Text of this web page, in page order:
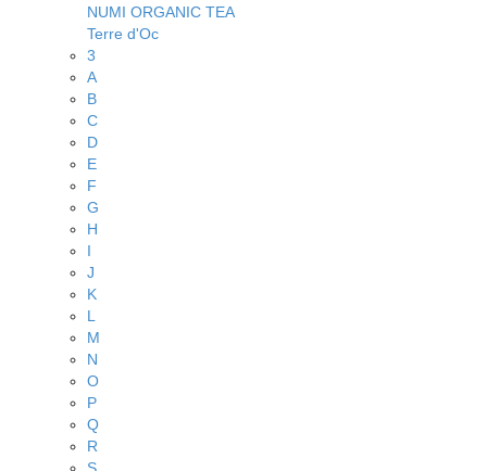
NUMI ORGANIC TEA
Terre d'Oc
3
A
B
C
D
E
F
G
H
I
J
K
L
M
N
O
P
Q
R